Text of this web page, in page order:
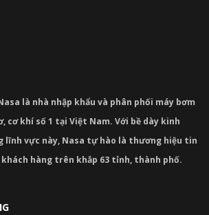
là nhà nhập khẩu và phân phối máy bơm
cơ khí số 1 tại Việt Nam. Với bề dày kinh
lĩnh vực này, Nasa tự hào là thương hiệu tin
hàng trên khắp 63 tỉnh, thành phố.